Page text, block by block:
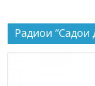
Радиои “Садои